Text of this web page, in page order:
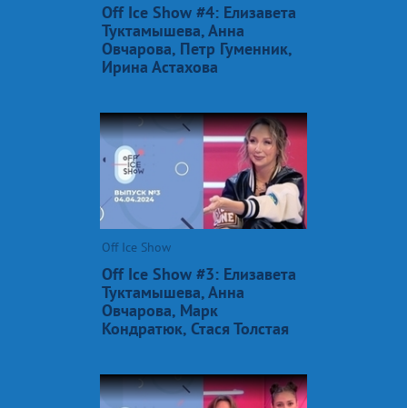
Off Ice Show #4: Елизавета
Туктамышева, Анна
Овчарова, Петр Гуменник,
Ирина Астахова
Off Ice Show
Off Ice Show #3: Елизавета
Туктамышева, Анна
Овчарова, Марк
Кондратюк, Стася Толстая